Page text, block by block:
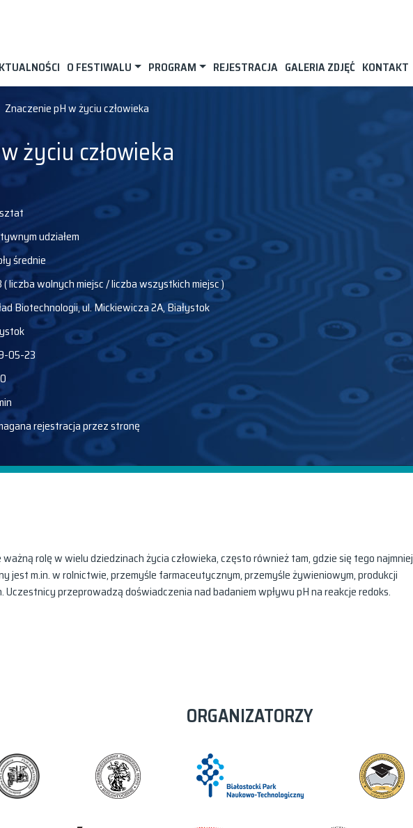
O FESTIWALU PROGRAM REJESTRACJA GALERIA ZDJĘĆ KONTAKT
Znaczenie pH w życiu człowieka
życiu człowieka
udziałem
średnie
( liczba wolnych miejsc / liczba wszystkich miejsc )
Biotechnologii, ul. Mickiewicza 2A, Białystok
05-23
rejestracja przez stronę
rolę w wielu dziedzinach życia człowieka, często również tam, gdzie się tego najmniej
jest m.in. w rolnictwie, przemyśle farmaceutycznym, przemyśle żywieniowym, produkcji
Uczestnicy przeprowadzą doświadczenia nad badaniem wpływu pH na reakcje redoks.
ORGANIZATORZY